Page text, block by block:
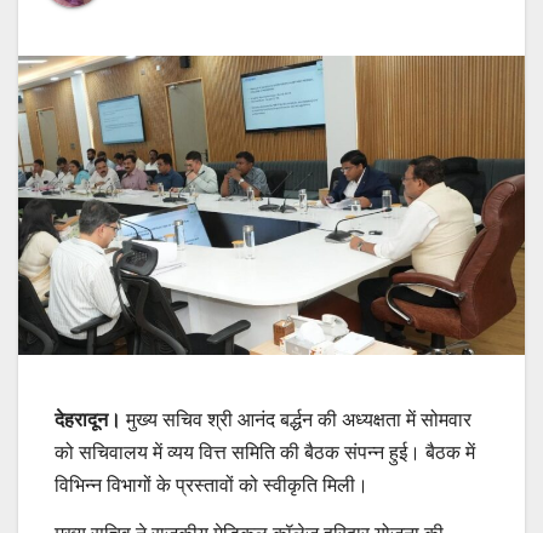
देहरादून।मुख्य सचिव श्री आनंद बर्द्धन की अध्यक्षता में सोमवार
को सचिवालय में व्यय वित्त समिति की बैठक संपन्न हुई। बैठक में
विभिन्न विभागों के प्रस्तावों को स्वीकृति मिली।